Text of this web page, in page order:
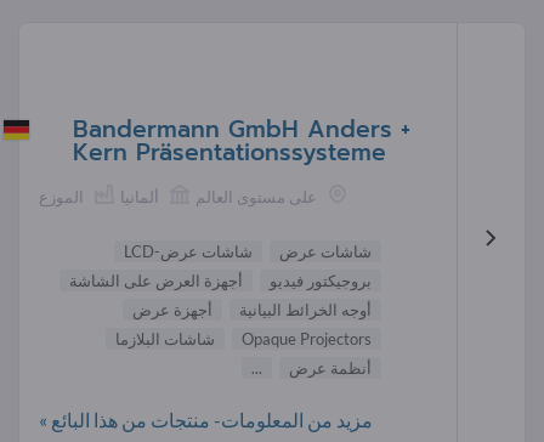
Bandermann GmbH Anders +
Kern Präsentationssysteme
الموزع ألمانيا على مستوى العالم
شاشات عرض
شاشات عرض-LCD
بروجيكتور فيديو
أجهزة العرض على الشاشة
أوجه الخرائط البيانية
أجهزة عرض
Opaque Projectors
شاشات البلازما
أنظمة عرض
...
مزيد من المعلومات- منتجات من هذا البائع »